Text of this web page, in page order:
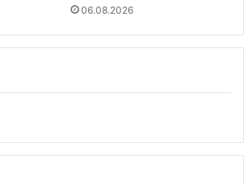
06.08.2026